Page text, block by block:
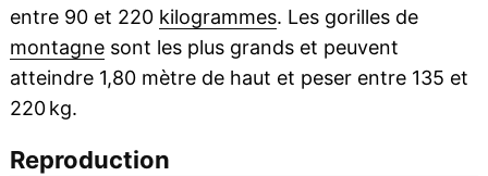
entre 90 et 220 kilogrammes. Les gorilles de
montagnesont les plus grands et peuvent
atteindre 1,80 mètre de haut et peser entre 135 et
220 kg.
Reproduction